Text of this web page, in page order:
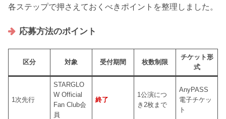
各ステップで押さえておくべきポイントを整理しました。
応募方法のポイント
区分 対象 受付期間 枚数制限
チケット形
式
1次先行
STARGLO
W Official
Fan Club会
員
終了
1公演につ
き2枚まで
AnyPASS
電子チケッ
ト